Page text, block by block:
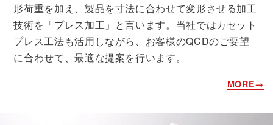
形荷重を加え、製品を寸法に合わせて変形させる加工
技術を「プレス加工」と言います。当社ではカセット
プレス工法も活用しながら、お客様のQCDのご要望
に合わせて、最適な提案を行います。